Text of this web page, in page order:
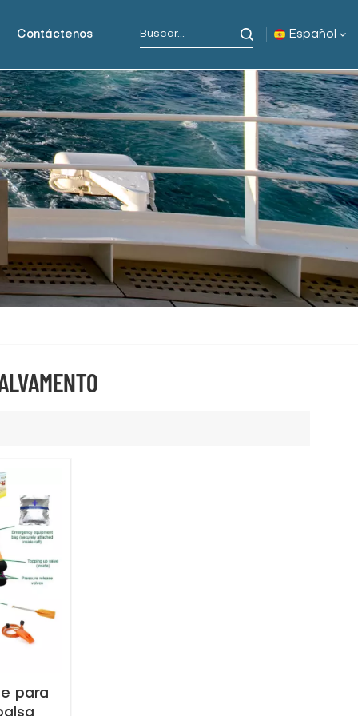
Contáctenos Español
English
русский
español
Indonesia
العربية
para